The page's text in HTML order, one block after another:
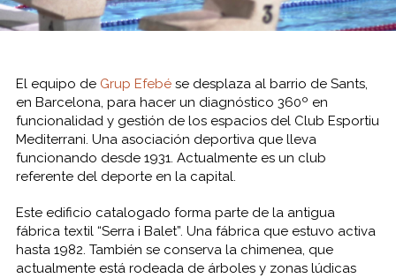
El equipo de Grup Efebése desplaza al barrio de Sants,
en Barcelona, para hacer un diagnóstico 360º en
funcionalidad y gestión de los espacios del Club Esportiu
Mediterrani. Una asociación deportiva que lleva
funcionando desde 1931. Actualmente es un club
referente del deporte en la capital.
Este edificio catalogado forma parte de la antigua
fábrica textil “Serra i Balet”. Una fábrica que estuvo activa
hasta 1982. También se conserva la chimenea, que
actualmente está rodeada de árboles y zonas lúdicas